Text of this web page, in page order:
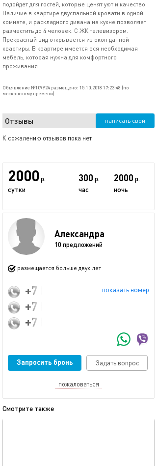
подойдет для гостей, которые ценят уют и качество.
Наличие в квартире двуспальной кровати в одной
комнате, и раскладного дивана на кухне позволяет
разместить до 4 человек. С ЖК телевизором.
Прекрасный вид открывается из окон данной
квартиры. В квартире имеется вся необходимая
мебель, которая нужна для комфортного
проживания.
Объявление №109924 размещено: 15.10.2018 17:23:48 (по
московскому времени)
Отзывы написать свой
К сожалению отзывов пока нет.
2000 р.
сутки
300 р.
час
2000 р.
ночь
Александра
10 предложений
размещается больше двух лет
показать номер
+7 (930) 713-82-91
+7 (792) 040-74-57
+7 (920) 076-11-50
Запросить бронь Задать вопрос
пожаловаться
Смотрите также